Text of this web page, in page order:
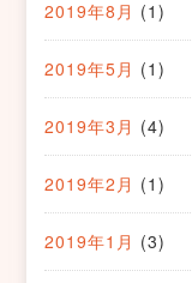
2019年8月 (1)
2019年5月 (1)
2019年3月 (4)
2019年2月 (1)
2019年1月 (3)